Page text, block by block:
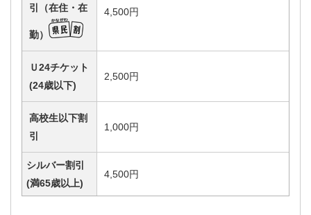
引（在住・在
勤）
4,500円
Ｕ24チケット
(24歳以下)
2,500円
高校生以下割
引
1,000円
シルバー割引
(満65歳以上)
4,500円